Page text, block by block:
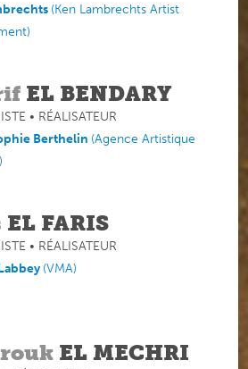
(Ken Lambrechts Artist
)
EL BENDARY
• RÉALISATEUR
Berthelin (Agence Artistique
EL FARIS
• RÉALISATEUR
(VMA)
EL MECHRI